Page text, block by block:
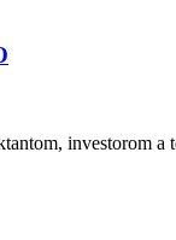
investorom a